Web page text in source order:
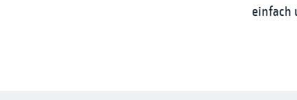
einfach